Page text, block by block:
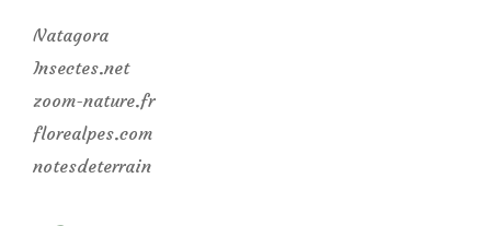
Natagora
Insectes.net
zoom-nature.fr
florealpes.com
notesdeterrain